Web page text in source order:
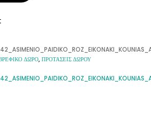
ΔΩΡΟ,ΠΡΟΤΑΣΕΙΣ ΔΩΡΟΥ